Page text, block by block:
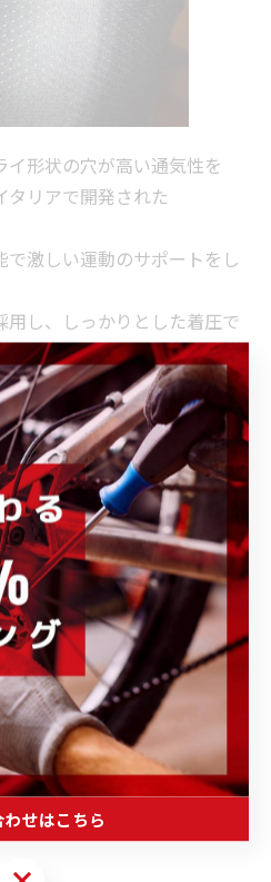
形状の穴が高い通気性を
タリアで開発された
激しい運動のサポートをし
し、しっかりとした着圧で
肉の疲労を軽減してくれま
☆
町２８７ー１
お問い合わせ）
わせはこちら
わせはこちら